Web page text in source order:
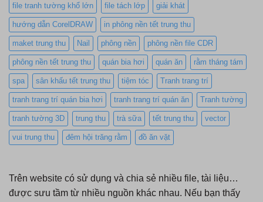
file tranh tường khổ lớn file tách lớp giải khát
hướng dẫn CorelDRAW in phông nền tết trung thu
maket trung thu Nail phông nền phông nền file CDR
phông nền tết trung thu quán bia hơi quán ăn rằm tháng tám
spa sân khấu tết trung thu tiệm tóc Tranh trang trí
tranh trang trí quán bia hơi tranh trang trí quán ăn Tranh tường
tranh tường 3D trung thu trà sữa tết trung thu vector
vui trung thu đêm hội trăng rằm đồ ăn vặt
Trên website có sử dụng và chia sẻ nhiều file, tài liệu…
được sưu tầm từ nhiều nguồn khác nhau. Nếu bạn thấy